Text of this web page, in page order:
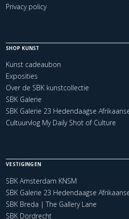
Privacy policy
SHOP KUNST
Kunst cadeaubon
Exposities
Over de SBK kunstcollectie
SBK Galerie
SBK Galerie 23 Hedendaagse
Cultuurvlog My Daily Shot of Culture
VESTIGINGEN
SBK Amsterdam KNSM
SBK Galerie 23 Hedendaagse
SBK Breda | The Gallery Lane
SBK Dordrecht